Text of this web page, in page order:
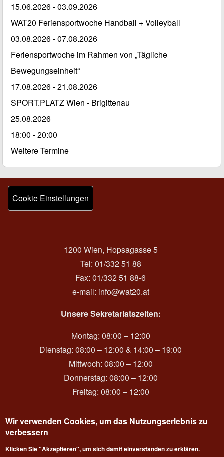
15.06.2026-03.09.2026
WAT20 Feriensportwoche Handball + Volleyball
03.08.2026-07.08.2026
Feriensportwoche im Rahmen von „Tägliche
Bewegungseinheit“
17.08.2026-21.08.2026
SPORT.PLATZ Wien - Brigittenau
25.08.2026
18:00 - 20:00
Weitere Termine
1200 Wien, Hopsagasse 5
Tel: 01/332 51 88
Fax: 01/332 51 88-6
e-mail: info@wat20.at
Unsere Sekretariatszeiten:
Montag: 08:00 – 12:00
Dienstag: 08:00 – 12:00 & 14:00 – 19:00
Mittwoch: 08:00 – 12:00
Donnerstag: 08:00 – 12:00
Freitag: 08:00 – 12:00
Login
Wir verwenden Cookies, um das Nutzungserlebnis zu
verbessern
Klicken Sie "Akzeptieren", um sich damit einverstanden zu erklären.